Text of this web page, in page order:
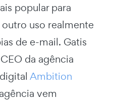
popular para
uso realmente
de e-mail. Gatis
da agência
Ambition
vem